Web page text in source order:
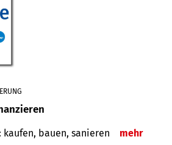
kaufen, bauen, sanieren mehr